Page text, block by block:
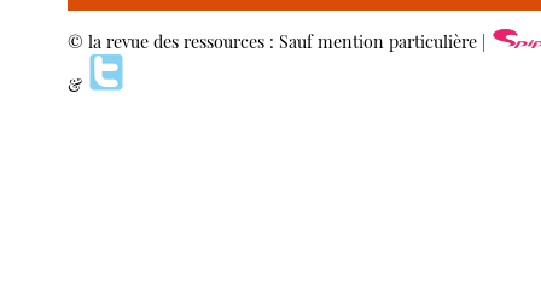
© la revue des ressources : Sauf mention particulière |
&